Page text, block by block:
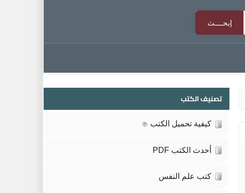
تصنيف الكتب
كيفية تحميل الكتب 📚
أحدث الكتب PDF
كتب علم النفس